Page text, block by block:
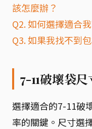
該怎麼辦？
Q2. 如何選擇適合
Q3. 如果我找不到
7-11破壞袋
選擇適合的7-11破
率的關鍵。尺寸選